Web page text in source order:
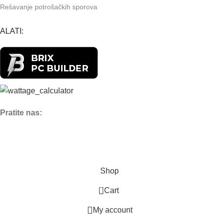
Rešavanje potrošačkih sporova
ALATI:
Pratite nas:
Shop
0 Cart
My account